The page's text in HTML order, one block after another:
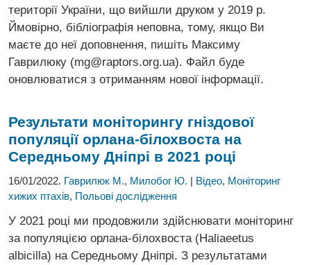
території України, що вийшли друком у 2019 р.
Ймовірно, бібліографія неповна, тому, якщо Ви
маєте до неї доповнення, пишіть Максиму
Гаврилюку (mg@raptors.org.ua). Файл буде
оновлюватися з отриманням нової інформації.
Результати моніторингу гніздової
популяції орлана-білохвоста на
Середньому Дніпрі в 2021 році
16/01/2022. Гаврилюк М., Милобог Ю. | Відео, Моніторинг
хижих птахів, Польові дослідження
У 2021 році ми продовжили здійснювати моніторинг
за популяцією орлана-білохвоста (Haliaeetus
albicilla) на Середньому Дніпрі. З результатами